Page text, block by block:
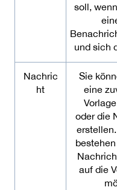
soll,
und sich
Nachric
ht
Sie
eine
oder die
auf die